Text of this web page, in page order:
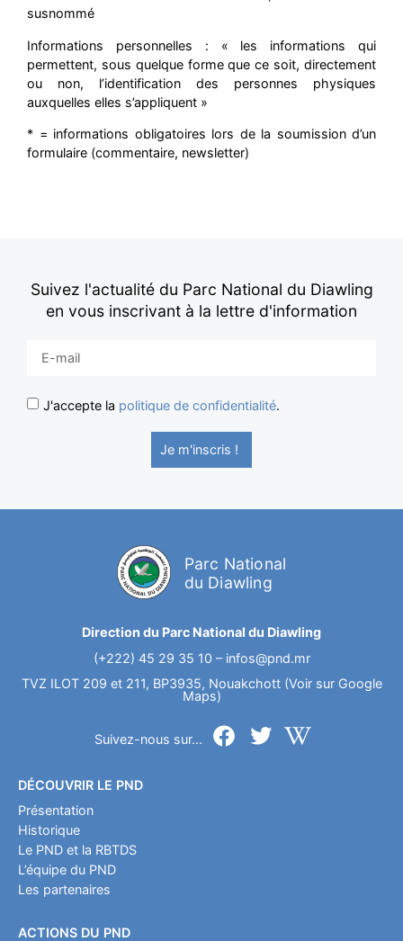
susnommé
Informations personnelles : « les informations qui
permettent, sous quelque forme que ce soit, directement
ou non, l’identification des personnes physiques
auxquelles elles s’appliquent »
* = informations obligatoires lors de la soumission d’un
formulaire (commentaire, newsletter)
Suivez l'actualité du Parc National du Diawling
en vous inscrivant à la lettre d'information
J'accepte la politique de confidentialité.
Je m'inscris !
Parc National
du Diawling
Direction du Parc National du Diawling
(+222) 45 29 35 10 – infos@pnd.mr
TVZ ILOT 209 et 211, BP3935, Nouakchott (Voir sur Google
Maps)
Suivez-nous sur...
DÉCOUVRIR LE PND
Présentation
Historique
Le PND et la RBTDS
L’équipe du PND
Les partenaires
ACTIONS DU PND